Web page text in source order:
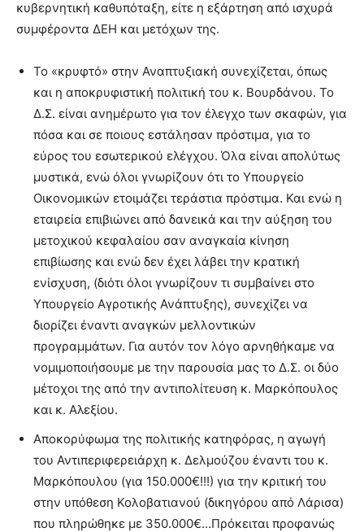
κυβερνητική καθυπόταξη, είτε η εξάρτηση από ισχυρά
συμφέροντα ΔΕΗ και μετόχων της.
Το «κρυφτό» στην Αναπτυξιακή συνεχίζεται, όπως
και η αποκρυφιστική πολιτική του κ. Βουρδάνου. Το
Δ.Σ. είναι ανημέρωτο για τον έλεγχο των σκαφών, για
πόσα και σε ποιους εστάλησαν πρόστιμα, για το
εύρος του εσωτερικού ελέγχου. Όλα είναι απολύτως
μυστικά, ενώ όλοι γνωρίζουν ότι το Υπουργείο
Οικονομικών ετοιμάζει τεράστια πρόστιμα. Και ενώ η
εταιρεία επιβιώνει από δανεικά και την αύξηση του
μετοχικού κεφαλαίου σαν αναγκαία κίνηση
επιβίωσης και ενώ δεν έχει λάβει την κρατική
ενίσχυση, (διότι όλοι γνωρίζουν τι συμβαίνει στο
Υπουργείο Αγροτικής Ανάπτυξης), συνεχίζει να
διορίζει έναντι αναγκών μελλοντικών
προγραμμάτων. Για αυτόν τον λόγο αρνηθήκαμε να
νομιμοποιήσουμε με την παρουσία μας το Δ.Σ. οι δύο
μέτοχοι της από την αντιπολίτευση κ. Μαρκόπουλος
και κ. Αλεξίου.
Αποκορύφωμα της πολιτικής κατηφόρας, η αγωγή
του Αντιπεριφερειάρχη κ. Δελμούζου έναντι του κ.
Μαρκόπουλου (για 150.000€!!!) για την κριτική του
στην υπόθεση Κολοβατιανού (δικηγόρου από Λάρισα)
που πληρώθηκε με 350.000€…Πρόκειται προφανώς